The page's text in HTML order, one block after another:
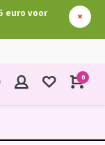
euro voor
0